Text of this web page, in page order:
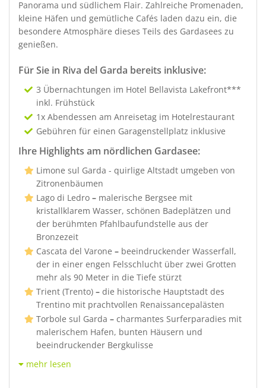
Panorama und südlichem Flair. Zahlreiche Promenaden,
kleine Häfen und gemütliche Cafés laden dazu ein, die
besondere Atmosphäre dieses Teils des Gardasees zu
genießen.
Für Sie in Riva del Garda bereits inklusive:
3 Übernachtungen im Hotel Bellavista Lakefront***
inkl. Frühstück
1x Abendessen am Anreisetag im Hotelrestaurant
Gebühren für einen Garagenstellplatz inklusive
Ihre Highlights am nördlichen Gardasee:
Limone sul Garda - quirlige Altstadt umgeben von
Zitronenbäumen
Lago di Ledro – malerische Bergsee mit
kristallklarem Wasser, schönen Badeplätzen und
der berühmten Pfahlbaufundstelle aus der
Bronzezeit
Cascata del Varone – beeindruckender Wasserfall,
der in einer engen Felsschlucht über zwei Grotten
mehr als 90 Meter in die Tiefe stürzt
Trient (Trento) – die historische Hauptstadt des
Trentino mit prachtvollen Renaissancepalästen
Torbole sul Garda – charmantes Surferparadies mit
malerischem Hafen, bunten Häusern und
beeindruckender Bergkulisse
mehr lesen